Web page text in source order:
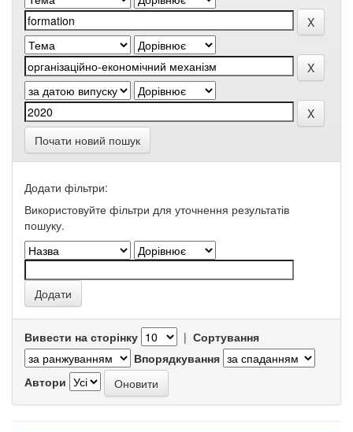
Почати новий пошук
Додати фільтри:
Використовуйте фільтри для уточнення результатів
пошуку.
Вивести на сторінку | Сортування
Впорядкування
Автори